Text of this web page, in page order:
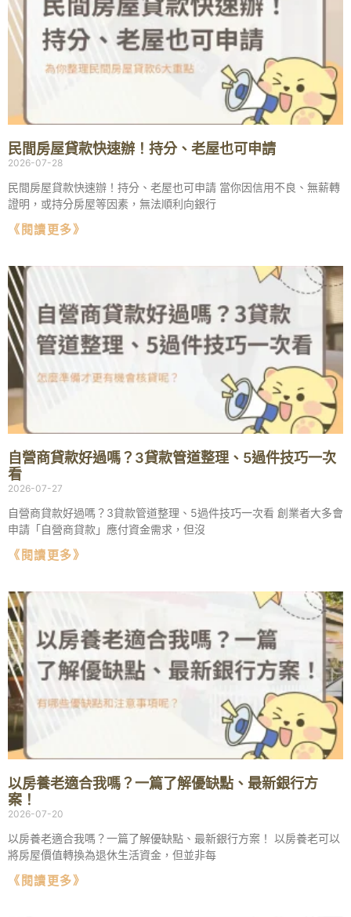
民間房屋貸款快速辦！持分、老屋也可申請
2026-07-28
民間房屋貸款快速辦！持分、老屋也可申請 當你因信用不良、無薪轉
證明，或持分房屋等因素，無法順利向銀行
《閱讀更多》
自營商貸款好過嗎？3貸款管道整理、5過件技巧一次
看
2026-07-27
自營商貸款好過嗎？3貸款管道整理、5過件技巧一次看 創業者大多會
申請「自營商貸款」應付資金需求，但沒
《閱讀更多》
以房養老適合我嗎？一篇了解優缺點、最新銀行方
案！
2026-07-20
以房養老適合我嗎？一篇了解優缺點、最新銀行方案！ 以房養老可以
將房屋價值轉換為退休生活資金，但並非每
《閱讀更多》